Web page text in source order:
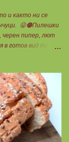
и както ни се
😛🟠Пилешки
черен пипер, лют
в готов вид по
се и готово.
различно, затова
на избор...
4БВ 6БМ 🟢2БВ
извара Брей
удвоени
количество